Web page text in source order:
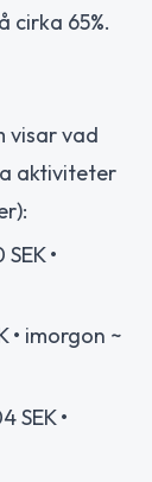
cirka 65%.
visar vad
aktiviteter
•
• imorgon ~
SEK •